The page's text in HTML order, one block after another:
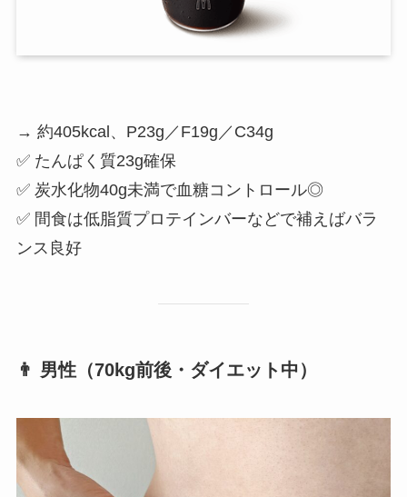
→ 約405kcal、P23g／F19g／C34g
✅ たんぱく質23g確保
✅ 炭水化物40g未満で血糖コントロール◎
✅ 間食は低脂質プロテインバーなどで補えばバラ
ンス良好
👨 男性（70kg前後・ダイエット中）